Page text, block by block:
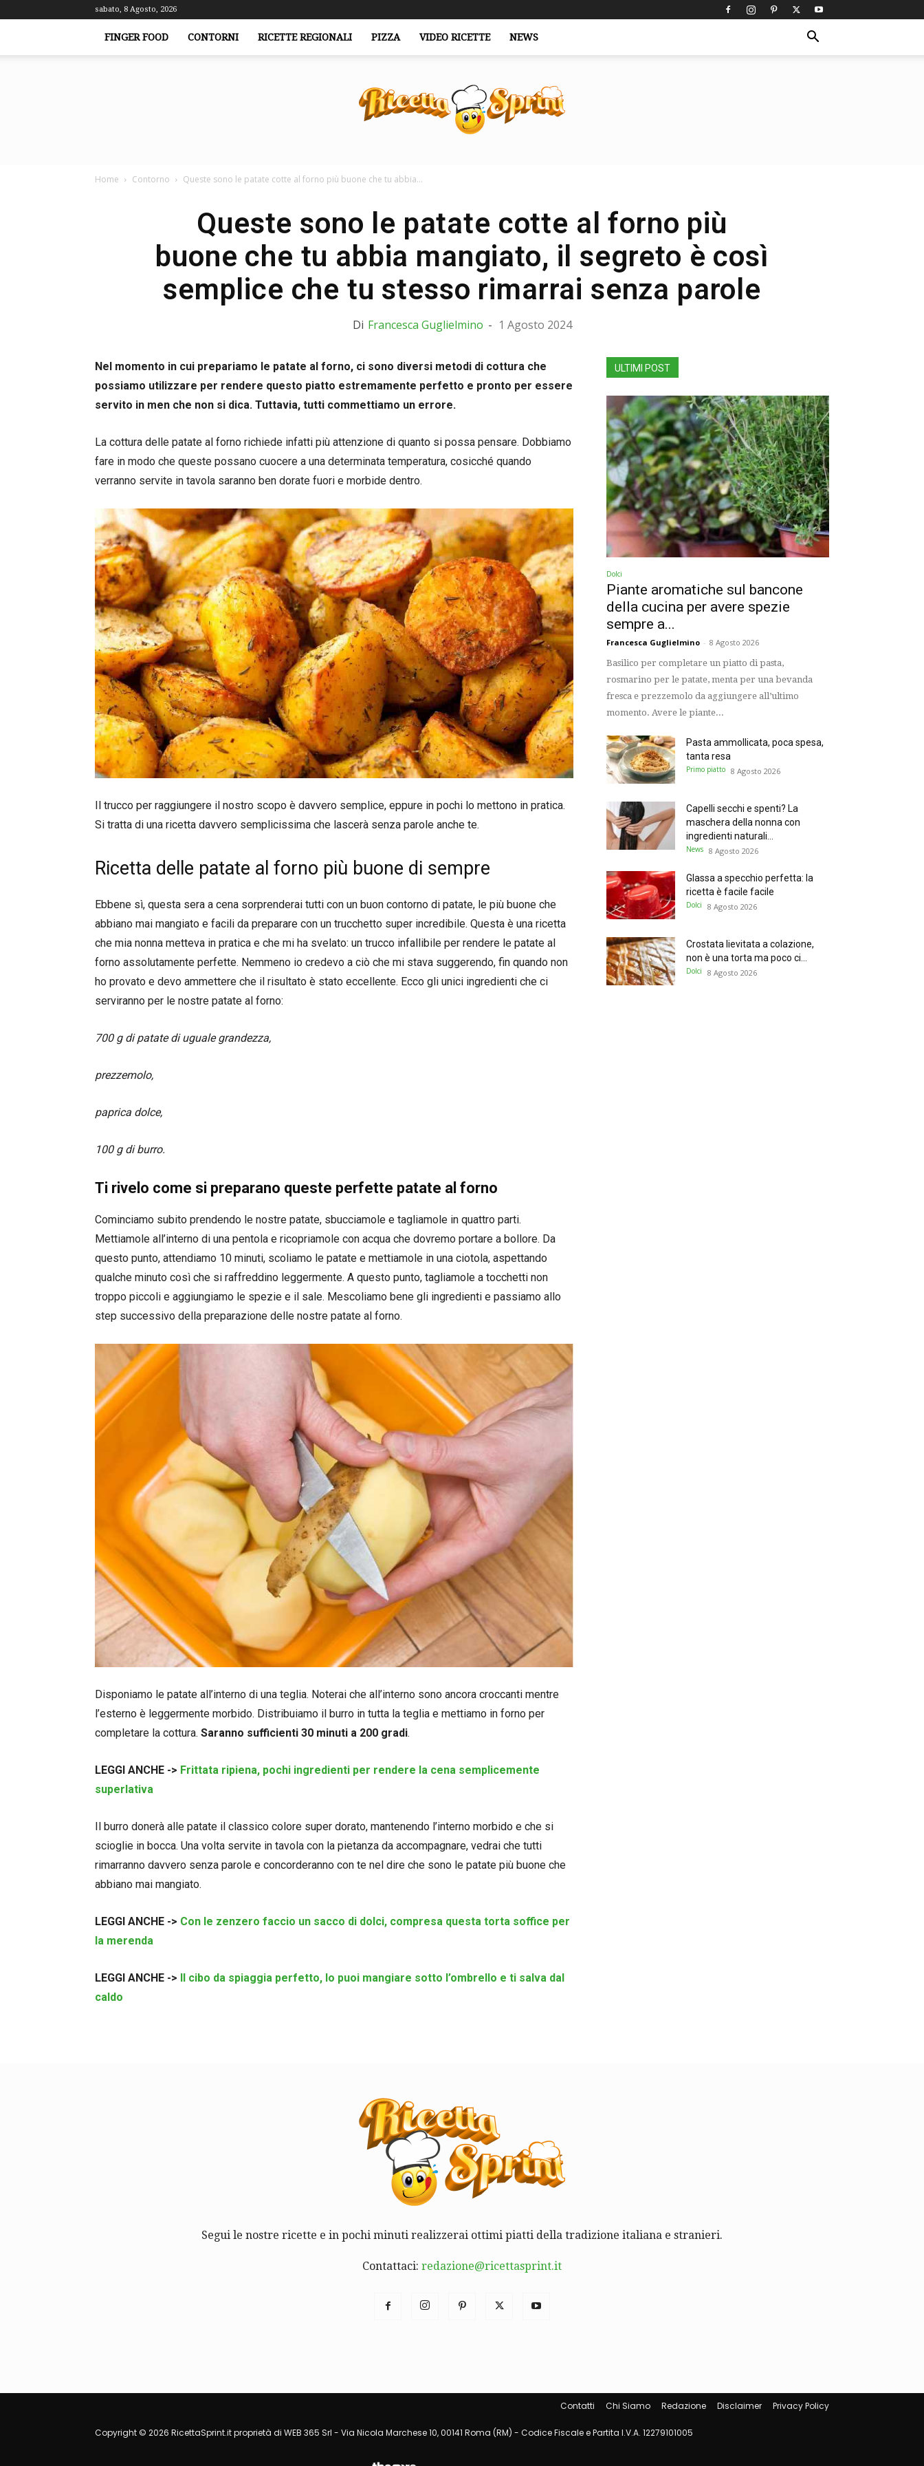
sabato, 8 Agosto, 2026
FINGER FOOD CONTORNI RICETTE REGIONALI PIZZA VIDEO RICETTE NEWS
Home Contorno Queste sono le patate cotte al forno più buone che tu abbia...
Queste sono le patate cotte al forno più
buone che tu abbia mangiato, il segreto è così
semplice che tu stesso rimarrai senza parole
Di Francesca Guglielmino - 1 Agosto 2024
Nel momento in cui prepariamo le patate al forno, ci sono diversi metodi di cottura che
possiamo utilizzare per rendere questo piatto estremamente perfetto e pronto per essere
servito in men che non si dica. Tuttavia, tutti commettiamo un errore.
La cottura delle patate al forno richiede infatti più attenzione di quanto si possa pensare. Dobbiamo
fare in modo che queste possano cuocere a una determinata temperatura, cosicché quando
verranno servite in tavola saranno ben dorate fuori e morbide dentro.
Il trucco per raggiungere il nostro scopo è davvero semplice, eppure in pochi lo mettono in pratica.
Si tratta di una ricetta davvero semplicissima che lascerà senza parole anche te.
Ricetta delle patate al forno più buone di sempre
Ebbene sì, questa sera a cena sorprenderai tutti con un buon contorno di patate, le più buone che
abbiano mai mangiato e facili da preparare con un trucchetto super incredibile. Questa è una ricetta
che mia nonna metteva in pratica e che mi ha svelato: un trucco infallibile per rendere le patate al
forno assolutamente perfette. Nemmeno io credevo a ciò che mi stava suggerendo, fin quando non
ho provato e devo ammettere che il risultato è stato eccellente. Ecco gli unici ingredienti che ci
serviranno per le nostre patate al forno:
700 g di patate di uguale grandezza,
prezzemolo,
paprica dolce,
100 g di burro.
Ti rivelo come si preparano queste perfette patate al forno
Cominciamo subito prendendo le nostre patate, sbucciamole e tagliamole in quattro parti.
Mettiamole all’interno di una pentola e ricopriamole con acqua che dovremo portare a bollore. Da
questo punto, attendiamo 10 minuti, scoliamo le patate e mettiamole in una ciotola, aspettando
qualche minuto così che si raffreddino leggermente. A questo punto, tagliamole a tocchetti non
troppo piccoli e aggiungiamo le spezie e il sale. Mescoliamo bene gli ingredienti e passiamo allo
step successivo della preparazione delle nostre patate al forno.
Disponiamo le patate all’interno di una teglia. Noterai che all’interno sono ancora croccanti mentre
l’esterno è leggermente morbido. Distribuiamo il burro in tutta la teglia e mettiamo in forno per
completare la cottura. Saranno sufficienti 30 minuti a 200 gradi.
LEGGI ANCHE -> Frittata ripiena, pochi ingredienti per rendere la cena semplicemente
superlativa
Il burro donerà alle patate il classico colore super dorato, mantenendo l’interno morbido e che si
scioglie in bocca. Una volta servite in tavola con la pietanza da accompagnare, vedrai che tutti
rimarranno davvero senza parole e concorderanno con te nel dire che sono le patate più buone che
abbiano mai mangiato.
LEGGI ANCHE -> Con le zenzero faccio un sacco di dolci, compresa questa torta soffice per
la merenda
LEGGI ANCHE -> Il cibo da spiaggia perfetto, lo puoi mangiare sotto l’ombrello e ti salva dal
caldo
ULTIMI POST
Dolci
Piante aromatiche sul bancone
della cucina per avere spezie
sempre a...
Francesca Guglielmino - 8 Agosto 2026
Basilico per completare un piatto di pasta,
rosmarino per le patate, menta per una bevanda
fresca e prezzemolo da aggiungere all’ultimo
momento. Avere le piante...
Pasta ammollicata, poca spesa,
tanta resa
Primo piatto 8 Agosto 2026
Capelli secchi e spenti? La
maschera della nonna con
ingredienti naturali...
News 8 Agosto 2026
Glassa a specchio perfetta: la
ricetta è facile facile
Dolci 8 Agosto 2026
Crostata lievitata a colazione,
non è una torta ma poco ci...
Dolci 8 Agosto 2026
Segui le nostre ricette e in pochi minuti realizzerai ottimi piatti della tradizione italiana e stranieri.
Contattaci: redazione@ricettasprint.it
Contatti Chi Siamo Redazione Disclaimer Privacy Policy
Copyright © 2026 RicettaSprint.it proprietà di WEB 365 Srl - Via Nicola Marchese 10, 00141 Roma (RM) - Codice Fiscale e Partita I.V.A. 12279101005